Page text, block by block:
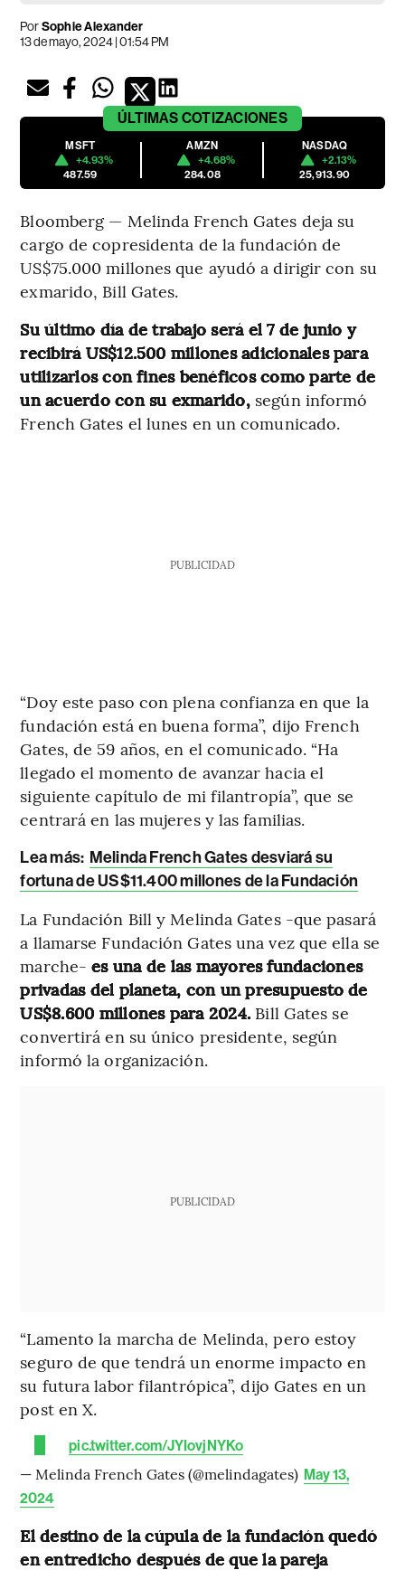
PorSophie Alexander
13 de mayo, 2024 | 01:54 PM
ÚLTIMAS COTIZACIONES
MSFT
+4.93%
487.59
AMZN
+4.68%
284.08
NASDAQ
+2.13%
25,913.90
Bloomberg — Melinda French Gates deja su
cargo de copresidenta de la fundación de
US$75.000 millones que ayudó a dirigir con su
exmarido, Bill Gates.
Su último día de trabajo será el 7 de junio y
recibirá US$12.500 millones adicionales para
utilizarlos con fines benéficos como parte de
un acuerdo con su exmarido, según informó
French Gates el lunes en un comunicado.
PUBLICIDAD
“Doy este paso con plena confianza en que la
fundación está en buena forma”, dijo French
Gates, de 59 años, en el comunicado. “Ha
llegado el momento de avanzar hacia el
siguiente capítulo de mi filantropía”, que se
centrará en las mujeres y las familias.
Lea más: Melinda French Gates desviará su
fortuna de US$11.400 millones de la Fundación
La Fundación Bill y Melinda Gates -que pasará
a llamarse Fundación Gates una vez que ella se
marche-es una de las mayores fundaciones
privadas del planeta, con un presupuesto de
US$8.600 millones para 2024. Bill Gates se
convertirá en su único presidente, según
informó la organización.
PUBLICIDAD
“Lamento la marcha de Melinda, pero estoy
seguro de que tendrá un enorme impacto en
su futura labor filantrópica”, dijo Gates en un
post en X.
pic.twitter.com/JYIovjNYKo
— Melinda French Gates (@melindagates) May 13,
2024
El destino de la cúpula de la fundación quedó
en entredicho después de que la pareja